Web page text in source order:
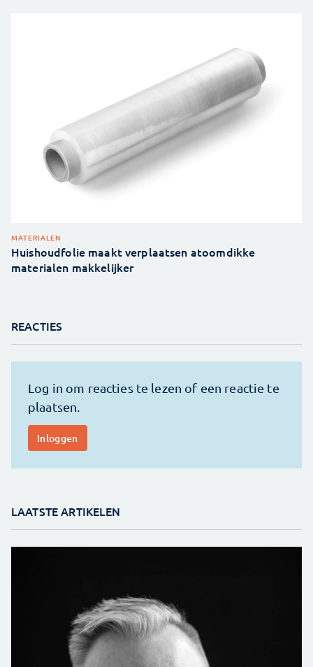
MATERIALEN
Huishoudfolie maakt verplaatsen atoomdikke
materialen makkelijker
REACTIES
LAATSTE ARTIKELEN